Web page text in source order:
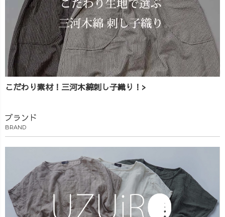
こだわり素材！三河木綿刺し子織り！>
ブランド
BRAND